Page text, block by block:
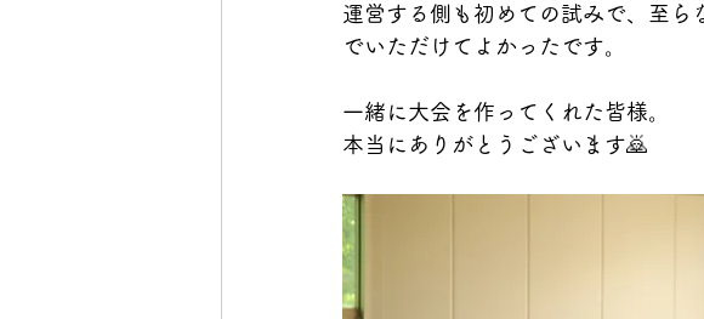
運営する側も初めての試みで、至ら
でいただけてよかったです。
一緒に大会を作ってくれた皆様。
本当にありがとうございます🙇